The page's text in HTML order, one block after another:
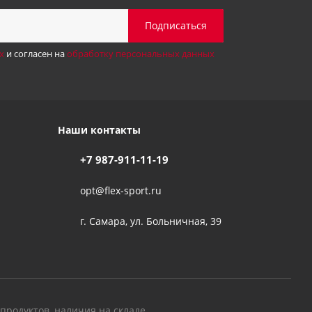
и согласен наобработку персональных данных
Наши контакты
+7 987-911-11-19
opt@flex-sport.ru
г. Самара, ул. Больничная, 39